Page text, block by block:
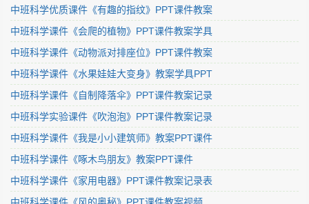
中班科学优质课件《有趣的指纹》PPT课件教案
中班科学课件《会爬的植物》PPT课件教案学具
中班科学课件《动物派对排座位》PPT课件教案
中班科学课件《水果娃娃大变身》教案学具PPT
中班科学课件《自制降落伞》PPT课件教案记录
中班科学实验课件《吹泡泡》PPT课件教案记录
中班科学课件《我是小小建筑师》教案PPT课件
中班科学课件《啄木鸟朋友》教案PPT课件
中班科学课件《家用电器》PPT课件教案记录表